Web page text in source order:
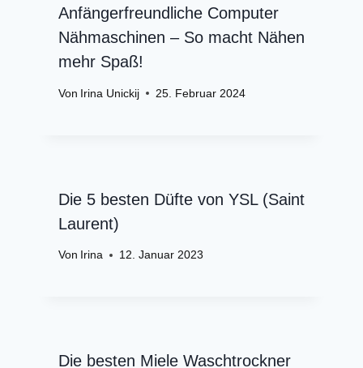
Anfängerfreundliche Computer
Nähmaschinen – So macht Nähen
mehr Spaß!
Von Irina Unickij 25. Februar 2024
Die 5 besten Düfte von YSL (Saint
Laurent)
Von Irina 12. Januar 2023
Die besten Miele Waschtrockner